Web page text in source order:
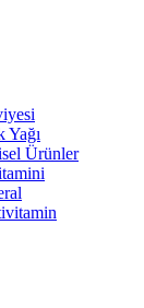
Yağı
Ürünler